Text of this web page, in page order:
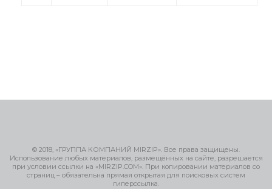
© 2018, «ГРУППА КОМПАНИЙ MIRZIP». Все права защищены.
Использование любых материалов, размещённых на сайте, разрешается
при условии ссылки на «MIRZIP.COM». При копировании материалов со
страниц – обязательна прямая открытая для поисковых систем
гиперссылка.